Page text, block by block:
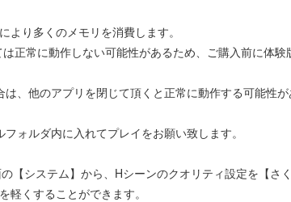
より多くのメモリを消費します。
正常に動作しない可能性があるため、ご購入前に体験
、他のアプリを閉じて頂くと正常に動作する可能性が
ォルダ内に入れてプレイをお願い致します。
【システム】から、Hシーンのクオリティ設定を【さ
軽くすることができます。